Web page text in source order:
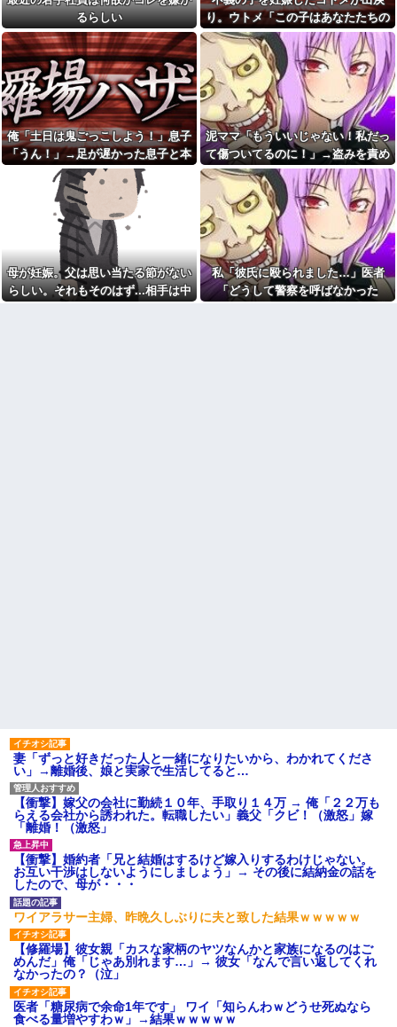
寺田心、週6ジム通いで体重
62kg→82kgに 110kgのベンチ
プレス持ち上げる姿披露
ちいかわ作者さん、総額30億
超の大豪邸を建てるｗｗｗｗｗ
ｗｗｗｗｗｗｗｗｗｗｗｗｗｗ
【仰天】X、メンエス嬢とラウ
ンジ嬢が熾烈な女の争いを繰り
広げ対戦型になってしまうw w
w w w w w w
【速報】THE TIMEの女子ア
ナ、前屈みで乳パッドのような
ものが見えてしまう
友人「冗談じゃん」彼女「や
めてよ…」→居酒屋での悪ノリ
が原因で、なぜか俺まで責めら
れることになり…
夫に「自炊を覚えて！一緒に
料理しよう」と言ったら、レス
トランの予約をされた。自炊計
画は完全に狂って…
冷凍庫パンパン問題がずっと
は出てけ！二度と来るな！」結
果・・・
私「初めて飲む味だけどなん
のお茶？」彼「ちっ！」私「」
【GIF】JSのカンチョーワロ
タ
後続車にクラクションを鳴ら
され彼氏が逆切れ。「何クラク
ション鳴らしてんだ！降りてこ
いよ！」と怒鳴りだし...
【衝撃】報酬100万円超の治験
募集がこちらｗｗｗｗｗ(※画像
あり)
【ネット騒然】惨殺されたタ
ワマン頂き女子のこの動画、す
げえええええｗｗｗｗｗｗｗｗ
ｗｗｗ
【愕然】白のクラウン俺氏、
高速道路左車線を制限速度で走
った結果wwwwwwwwwwww
友人とタクシーに乗った→運
ちゃん「5070円ね」私「５千円
のチケットあるわ。これと70円
ね」→友人「これタクシー代
ね」35円！？これはセコケチ！
FO案件！！→スレ民の反応
は？？
中学時代に俺だけを執拗にい
じめてきた秀才のA！推薦入試の
朝、奴の習性を利用して道端の
ガラス破片を踏ませて自転車を
パンクさせたｗｗｗざまぁｗｗ
ｗｗｗｗ
帰省した私（29歳事務職）
「ハンバーグ食べたい」→オカ
ン「ハンバーグに唐揚げサラダ
と手作りコーンスープ添えた
で！」なぜ実家の母親は子供が
30歳になっても「高校生運動部
レベルのガッツリ飯」を作って
しまうのか？
『ちょーだい』の一言を言え
ば「許可を取った」「すでに私
主な税金の成り立ちを調べて
みたよ
るらしい
り。ウトメ「この子はあなたたちの
子として育てて」旦那「ありがと
う」私「勝手に決めないで！」→修
羅場になり…
俺「土日は鬼ごっこしよう！」息子
「うん！」→足が遅かった息子と本
気で遊び続けた10年後…
泥ママ「もういいじゃない！私だっ
て傷ついてるのに！」→盗みを責め
られた泥ママがまさかの被害者アピ
ール。その言い分に周囲から笑いが
漏れてしまい…
母が妊娠。父は思い当たる節がない
らしい。それもそのはず...相手は中
私「彼氏に殴られました…」医者
「どうして警察を呼ばなかった
妻「ずっと好きだった人と一緒になりたいから、わかれてくださ
い」→離婚後、娘と実家で生活してると…
【衝撃】嫁父の会社に勤続１０年、手取り１４万 → 俺「２２万も
らえる会社から誘われた。転職したい」義父「クビ！（激怒」嫁
「離婚！（激怒」
【衝撃】婚約者「兄と結婚はするけど嫁入りするわけじゃない。
お互い干渉はしないようにしましょう」→ その後に結納金の話を
したので、母が・・・
ワイアラサー主婦、昨晩久しぶりに夫と致した結果ｗｗｗｗｗ
【修羅場】彼女親「カスな家柄のヤツなんかと家族になるのはご
めんだ」俺「じゃあ別れます…」→ 彼女「なんで言い返してくれ
なかったの？（泣」
医者「糖尿病で余命1年です」 ワイ「知らんわｗどうせ死ぬなら
食べる量増やすわｗ」→結果ｗｗｗｗｗ